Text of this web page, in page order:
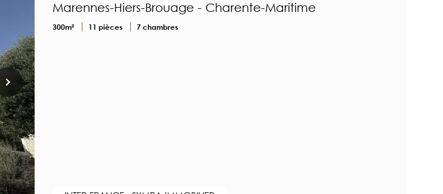
Marennes-Hiers-Brouage - Charente-Maritime
300m² 11 pièces 7 chambres